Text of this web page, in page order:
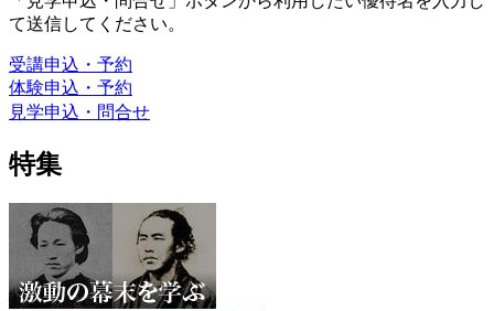
て送信してください。
受講申込・予約
体験申込・予約
見学申込・問合せ
特集